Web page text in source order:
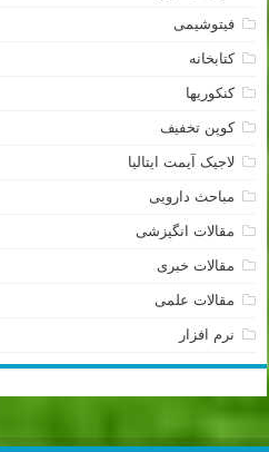
فیتوشیمی
کتابخانه
کنکوریها
کوپن تخفیف
لاجیک آیمت ایتالیا
مباحث دارویی
مقالات انگیزشی
مقالات خبری
مقالات علمی
نرم افزار